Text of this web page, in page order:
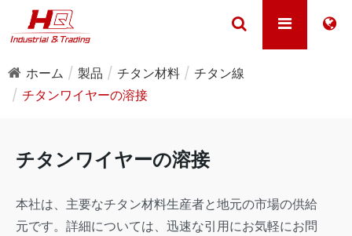
ホーム 製品 チタン材料
チタン線
チタンワイヤーの溶接
チタンワイヤーの溶接
本社は、主要なチタン材料生産者と地元の市場の供給
元です。詳細については、迅速な引用にお気軽にお問